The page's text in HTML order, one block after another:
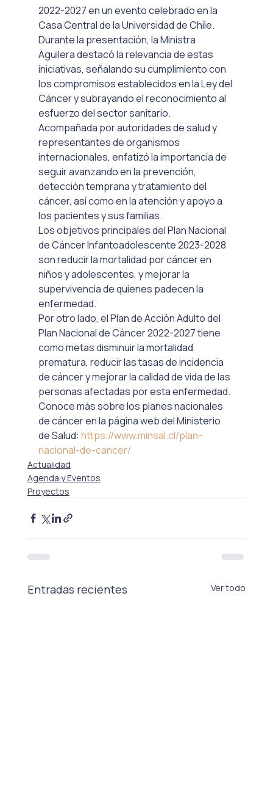
2022-2027 en un evento celebrado en la
Casa Central de la Universidad de Chile.
Durante la presentación, la Ministra
Aguilera destacó la relevancia de estas
iniciativas, señalando su cumplimiento con
los compromisos establecidos en la Ley del
Cáncer y subrayando el reconocimiento al
esfuerzo del sector sanitario.
Acompañada por autoridades de salud y
representantes de organismos
internacionales, enfatizó la importancia de
seguir avanzando en la prevención,
detección temprana y tratamiento del
cáncer, así como en la atención y apoyo a
los pacientes y sus familias.
Los objetivos principales del Plan Nacional
de Cáncer Infantoadolescente 2023-2028
son reducir la mortalidad por cáncer en
niños y adolescentes, y mejorar la
supervivencia de quienes padecen la
enfermedad.
Por otro lado, el Plan de Acción Adulto del
Plan Nacional de Cáncer 2022-2027 tiene
como metas disminuir la mortalidad
prematura, reducir las tasas de incidencia
de cáncer y mejorar la calidad de vida de las
personas afectadas por esta enfermedad.
Conoce más sobre los planes nacionales
de cáncer en la página web del Ministerio
de Salud: https://www.minsal.cl/plan-
nacional-de-cancer/
Actualidad
Agenda y Eventos
Proyectos
Entradas recientes Ver todo